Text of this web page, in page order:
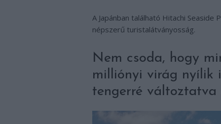
A Japánban található Hitachi
népszerű turistalátványosság.
Nem csoda, hogy
milliónyi virág nyílik
tengerré változtatva